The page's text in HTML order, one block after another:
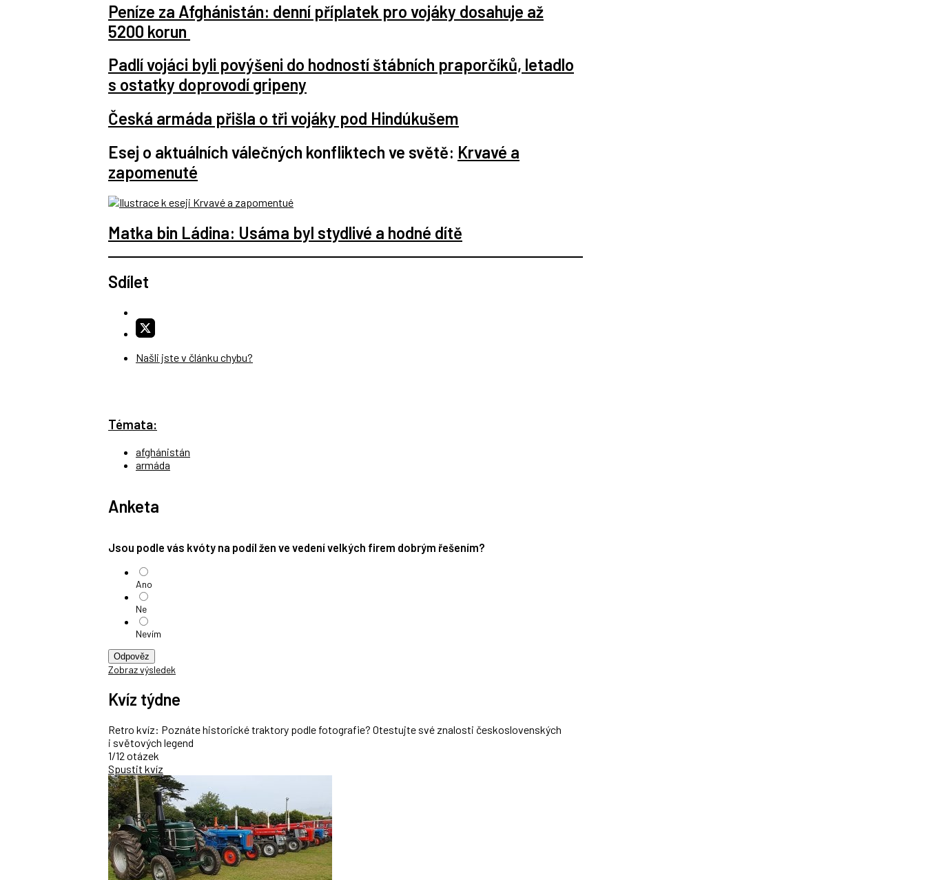
Peníze za Afghánistán: denní příplatek pro vojáky dosahuje až
5200 korun
Padlí vojáci byli povýšeni do hodností štábních praporčíků, letadlo
s ostatky doprovodí gripeny
Česká armáda přišla o tři vojáky pod Hindúkušem
Esej o aktuálních válečných konfliktech ve světě: Krvavé a
zapomenuté
Matka bin Ládina: Usáma byl stydlivé a hodné dítě
Sdílet
Našli jste v článku chybu?
Témata:
afghánistán
armáda
Anketa
Jsou podle vás kvóty na podíl žen ve vedení velkých firem dobrým řešením?
Ano
Ne
Nevím
Odpověz
Zobraz výsledek
Kvíz týdne
Retro kvíz: Poznáte historické traktory podle fotografie? Otestujte své znalosti československých
i světových legend
1/12 otázek
Spustit kvíz